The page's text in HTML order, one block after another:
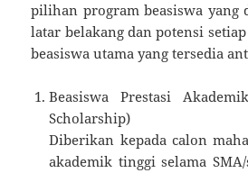
pilihan program beasiswa yang
latar belakang dan potensi
beasiswa utama yang tersedia
Beasiswa Prestasi
Scholarship)
Diberikan kepada calon
akademik tinggi selama